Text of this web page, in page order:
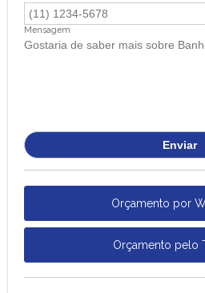
Mensagem
Orçamento por
Orçamento pelo